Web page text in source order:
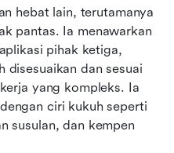
hebat lain, terutamanya
pantas. Ia menawarkan
pihak ketiga,
disesuaikan dan sesuai
yang kompleks. Ia
ciri kukuh seperti
susulan, dan kempen